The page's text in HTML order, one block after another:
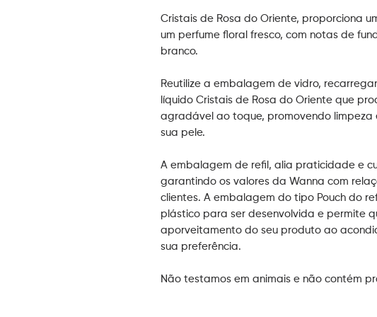
Cristais de Rosa do Oriente, proporciona
um perfume floral fresco, com notas de
branco.
Reutilize a embalagem de vidro,
líquido Cristais de Rosa do Oriente que
agradável ao toque, promovendo limpeza
sua pele.
A embalagem de refil, alia praticidade e
garantindo os valores da Wanna com
clientes. A embalagem do tipo Pouch do
plástico para ser desenvolvida e permite
aporveitamento do seu produto ao
sua preferência.
Não testamos em animais e não contém